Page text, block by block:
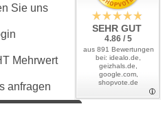
Sie uns
Mehrwert
anfragen
SEHR GUT
4.86 / 5
aus 891 Bewertungen
bei: idealo.de,
geizhals.de,
google.com,
shopvote.de